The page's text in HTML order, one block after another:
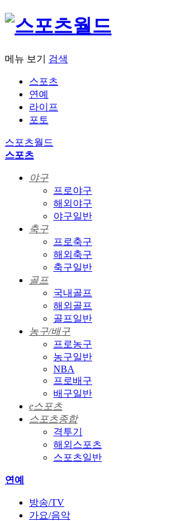
메뉴 보기 검색
스포츠
연예
라이프
포토
스포츠월드
스포츠
야구
프로야구
해외야구
야구일반
축구
프로축구
해외축구
축구일반
골프
국내골프
해외골프
골프일반
농구/배구
프로농구
농구일반
NBA
프로배구
배구일반
e스포츠
스포츠종합
격투기
해외스포츠
스포츠일반
연예
방송/TV
가요/음악